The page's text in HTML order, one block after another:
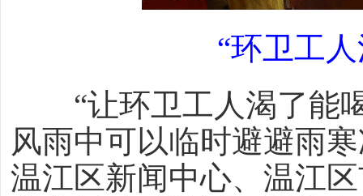
“环卫工
“让环卫工人渴了能喝
风雨中可以临时避避雨
温江区新闻中心、温江